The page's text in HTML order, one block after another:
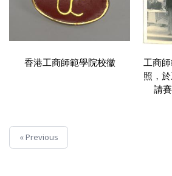
香港工商師範學院校徽
工商
照，
請
« Previous